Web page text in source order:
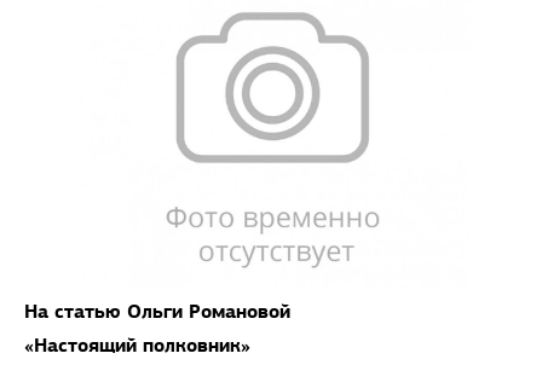
На статью Ольги Романовой
«Настоящий полковник»